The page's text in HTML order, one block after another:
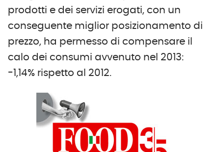
prodotti e dei servizi erogati, con un
conseguente miglior posizionamento di
prezzo, ha permesso di compensare il
calo dei consumi avvenuto nel 2013:
-1,14% rispetto al 2012.